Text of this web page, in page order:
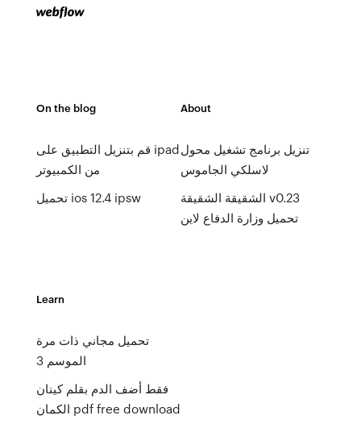
On the blog
قم بتنزيل التطبيق على ipad
من الكمبيوتر
تحميل ios 12.4 ipsw
About
تنزيل برنامج تشغيل محول
لاسلكي الجاموس
الشقيقة الشقيقة v0.23
تحميل وزارة الدفاع لاين
Learn
تحميل مجاني ذات مرة
الموسم 3
فقط أضف الدم بقلم كينان
الكمان pdf free download